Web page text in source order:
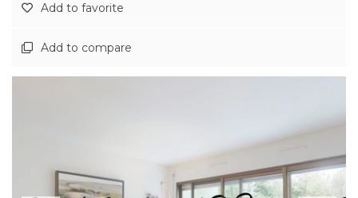
Add to favorite
Add to compare